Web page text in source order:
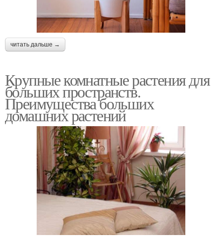
читать дальше →
Крупные комнатные растения для
больших пространств.
Преимущества больших
домашних растений